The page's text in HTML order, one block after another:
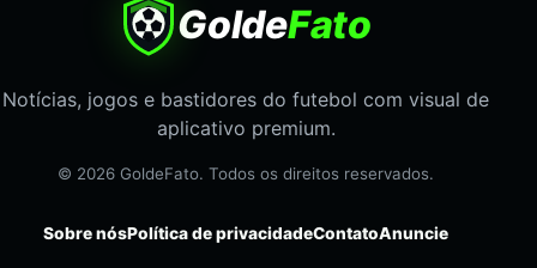
GoldeFato
Notícias, jogos e bastidores do futebol com visual de
aplicativo premium.
© 2026 GoldeFato. Todos os direitos reservados.
Sobre nósPolítica de privacidadeContatoAnuncie